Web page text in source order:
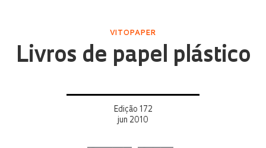
VITOPAPER
Livros de papel plástico
Edição 172
jun 2010